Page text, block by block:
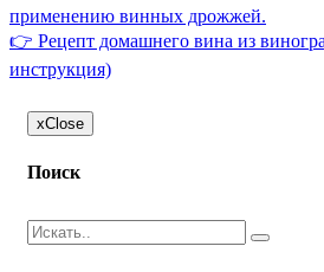
применению винных дрожжей.
👉 Рецепт домашнего вина из
инструкция)
xClose
Поиск